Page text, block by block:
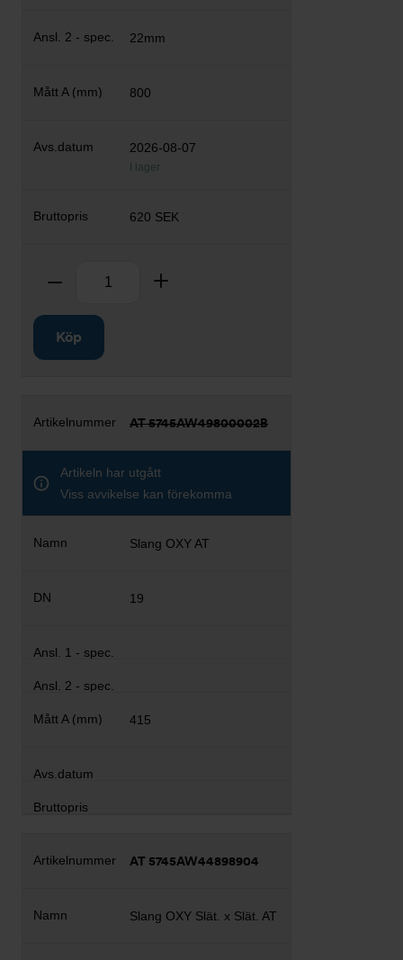
22mm
800
2026-08-07
I lager
620 SEK
Ta bort
Köp
AT 5745AW49800002B
Artikeln har utgått
Viss avvikelse kan förekomma
Slang OXY AT
19
415
AT 5745AW44898904
Slang OXY Slät. x Slät. AT